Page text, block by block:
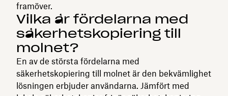
framöver.
Vilka är fördelarna med
säkerhetskopiering till
molnet?
En av de största fördelarna med
säkerhetskopiering till molnet är den bekvämlighet
lösningen erbjuder användarna. Jämfört med